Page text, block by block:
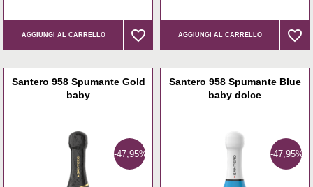
AGGIUNGI AL CARRELLO favorite_border
favorite_border AGGIUNGI AL CARRELLO favorite_border
favorite_border
Santero 958 Spumante Gold
baby
-47,95%
Santero 958 Spumante Blue
baby dolce
-47,95%